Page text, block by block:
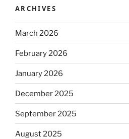
ARCHIVES
March 2026
February 2026
January 2026
December 2025
September 2025
August 2025